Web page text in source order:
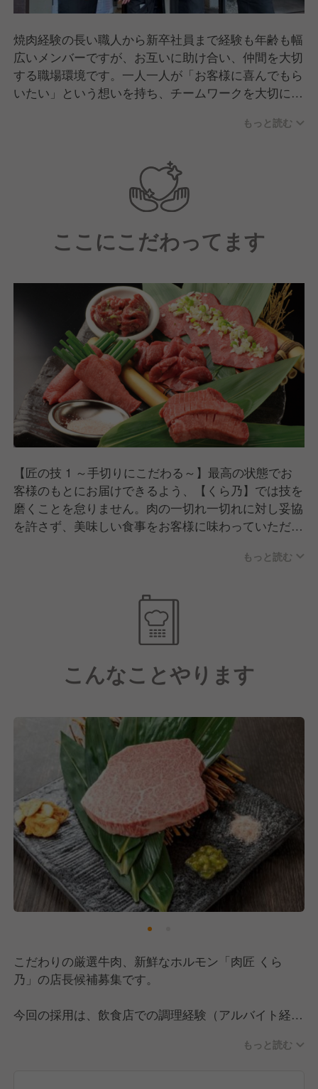
焼肉経験の長い職人から新卒社員まで経験も年齢も幅
広いメンバーですが、お互いに助け合い、仲間を大切
する職場環境です。一人一人が「お客様に喜んでもら
いたい」という想いを持ち、チームワークを大切に
もっと読む
ここにこだわってます
【匠の技 1 ～手切りにこだわる～】最高の状態でお
客様のもとにお届けできるよう、【くら乃】では技を
磨くことを怠りません。肉の一切れ一切れに対し妥協
を許さず、美味しい食事をお客様に味わっていただく
様の笑顔を見たい。そのために努力は惜しみません。
らず、希少部位や赤身、モモ肉、新鮮なホルモンまで
今日一番美味しい牛肉を職人の目利きで仕入れていま
す。ただ有名なだけの見せ掛けではありません。本当
に美味しい食材を使用し、丁寧に仕上げ、ご提供して
います。ほんものの旨さにこだわる味をお楽しみくだ
もっと読む
こんなことやります
こだわりの厳選牛肉、新鮮なホルモン「肉匠 くら
乃」の店長候補募集です。
今回の採用は、飲食店での調理経験（アルバイト経験
もっと読む